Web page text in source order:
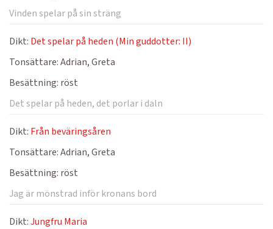
Vinden spelar på sin sträng
Dikt: Det spelar på heden (Min guddotter: II)
Tonsättare:Adrian, Greta
Besättning: röst
Det spelar på heden, det porlar i daln
Dikt: Från beväringsåren
Tonsättare:Adrian, Greta
Besättning: röst
Jag är mönstrad inför kronans bord
Dikt:Jungfru Maria